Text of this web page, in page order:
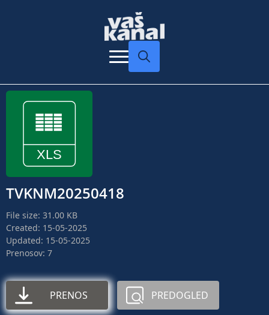
TVKNM20250418
File size: 31.00 KB
Created: 15-05-2025
Updated: 15-05-2025
Prenosov: 7
PRENOS PREDOGLED